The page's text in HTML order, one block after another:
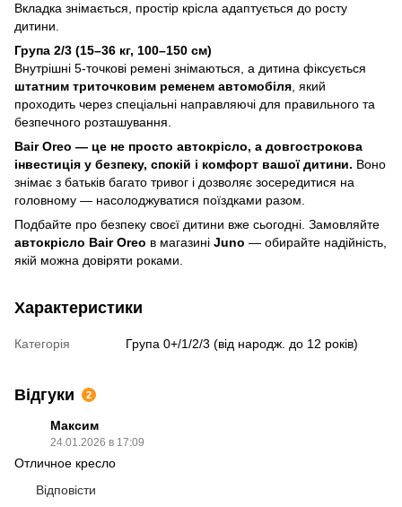
Вкладка знімається, простір крісла адаптується до росту
дитини.
Група 2/3 (15–36 кг, 100–150 см)
Внутрішні 5-точкові ремені знімаються, а дитина фіксується
штатним триточковим ременем автомобіля, який
проходить через спеціальні направляючі для правильного та
безпечного розташування.
Bair Oreo — це не просто автокрісло, а довгострокова
інвестиція у безпеку, спокій і комфорт вашої дитини. Воно
знімає з батьків багато тривог і дозволяє зосередитися на
головному — насолоджуватися поїздками разом.
Подбайте про безпеку своєї дитини вже сьогодні. Замовляйте
автокрісло Bair Oreo в магазині Juno — обирайте надійність,
якій можна довіряти роками.
Характеристики
Категорія Група 0+/1/2/3 (від народж. до 12 років)
Відгуки 2
Максим
24.01.2026 в 17:09
Отличное кресло
Відповісти